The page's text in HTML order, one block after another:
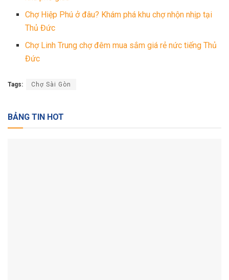
Chợ Hiệp Phú ở đâu? Khám phá khu chợ nhộn nhịp tại
Thủ Đức
Chợ Linh Trung chợ đêm mua sắm giá rẻ nức tiếng Thủ
Đức
Tags: Chợ Sài Gòn
BẢNG TIN HOT